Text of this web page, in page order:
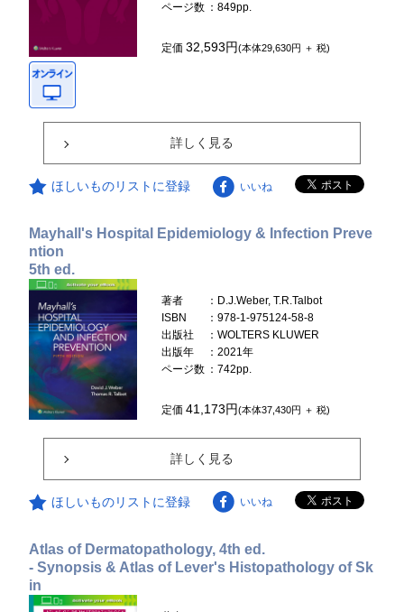
ページ数 ：849pp.
定価32,593円(本体29,630円 ＋ 税)
詳しく見る
ほしいものリストに登録 いいね
Mayhall's Hospital Epidemiology & Infection Preve
ntion
5th ed.
著者
：D.J.Weber, T.R.Talbot
ISBN
：978-1-975124-58-8
出版社
：WOLTERS KLUWER
出版年
：2021年
ページ数 ：742pp.
定価41,173円(本体37,430円 ＋ 税)
詳しく見る
ほしいものリストに登録 いいね
Atlas of Dermatopathology, 4th ed.
- Synopsis & Atlas of Lever's Histopathology of Sk
in